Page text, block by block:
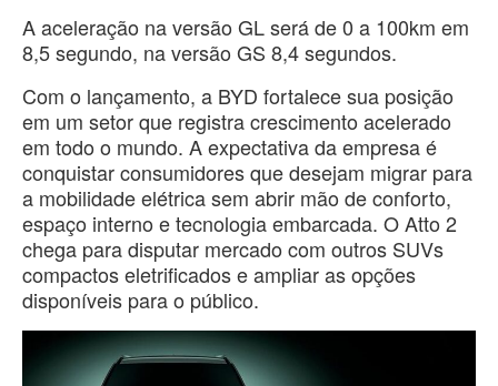
A aceleração na versão GL será de 0 a 100km em
8,5 segundo, na versão GS 8,4 segundos.
Com o lançamento, a BYD fortalece sua posição
em um setor que registra crescimento acelerado
em todo o mundo. A expectativa da empresa é
conquistar consumidores que desejam migrar para
a mobilidade elétrica sem abrir mão de conforto,
espaço interno e tecnologia embarcada. O Atto 2
chega para disputar mercado com outros SUVs
compactos eletrificados e ampliar as opções
disponíveis para o público.